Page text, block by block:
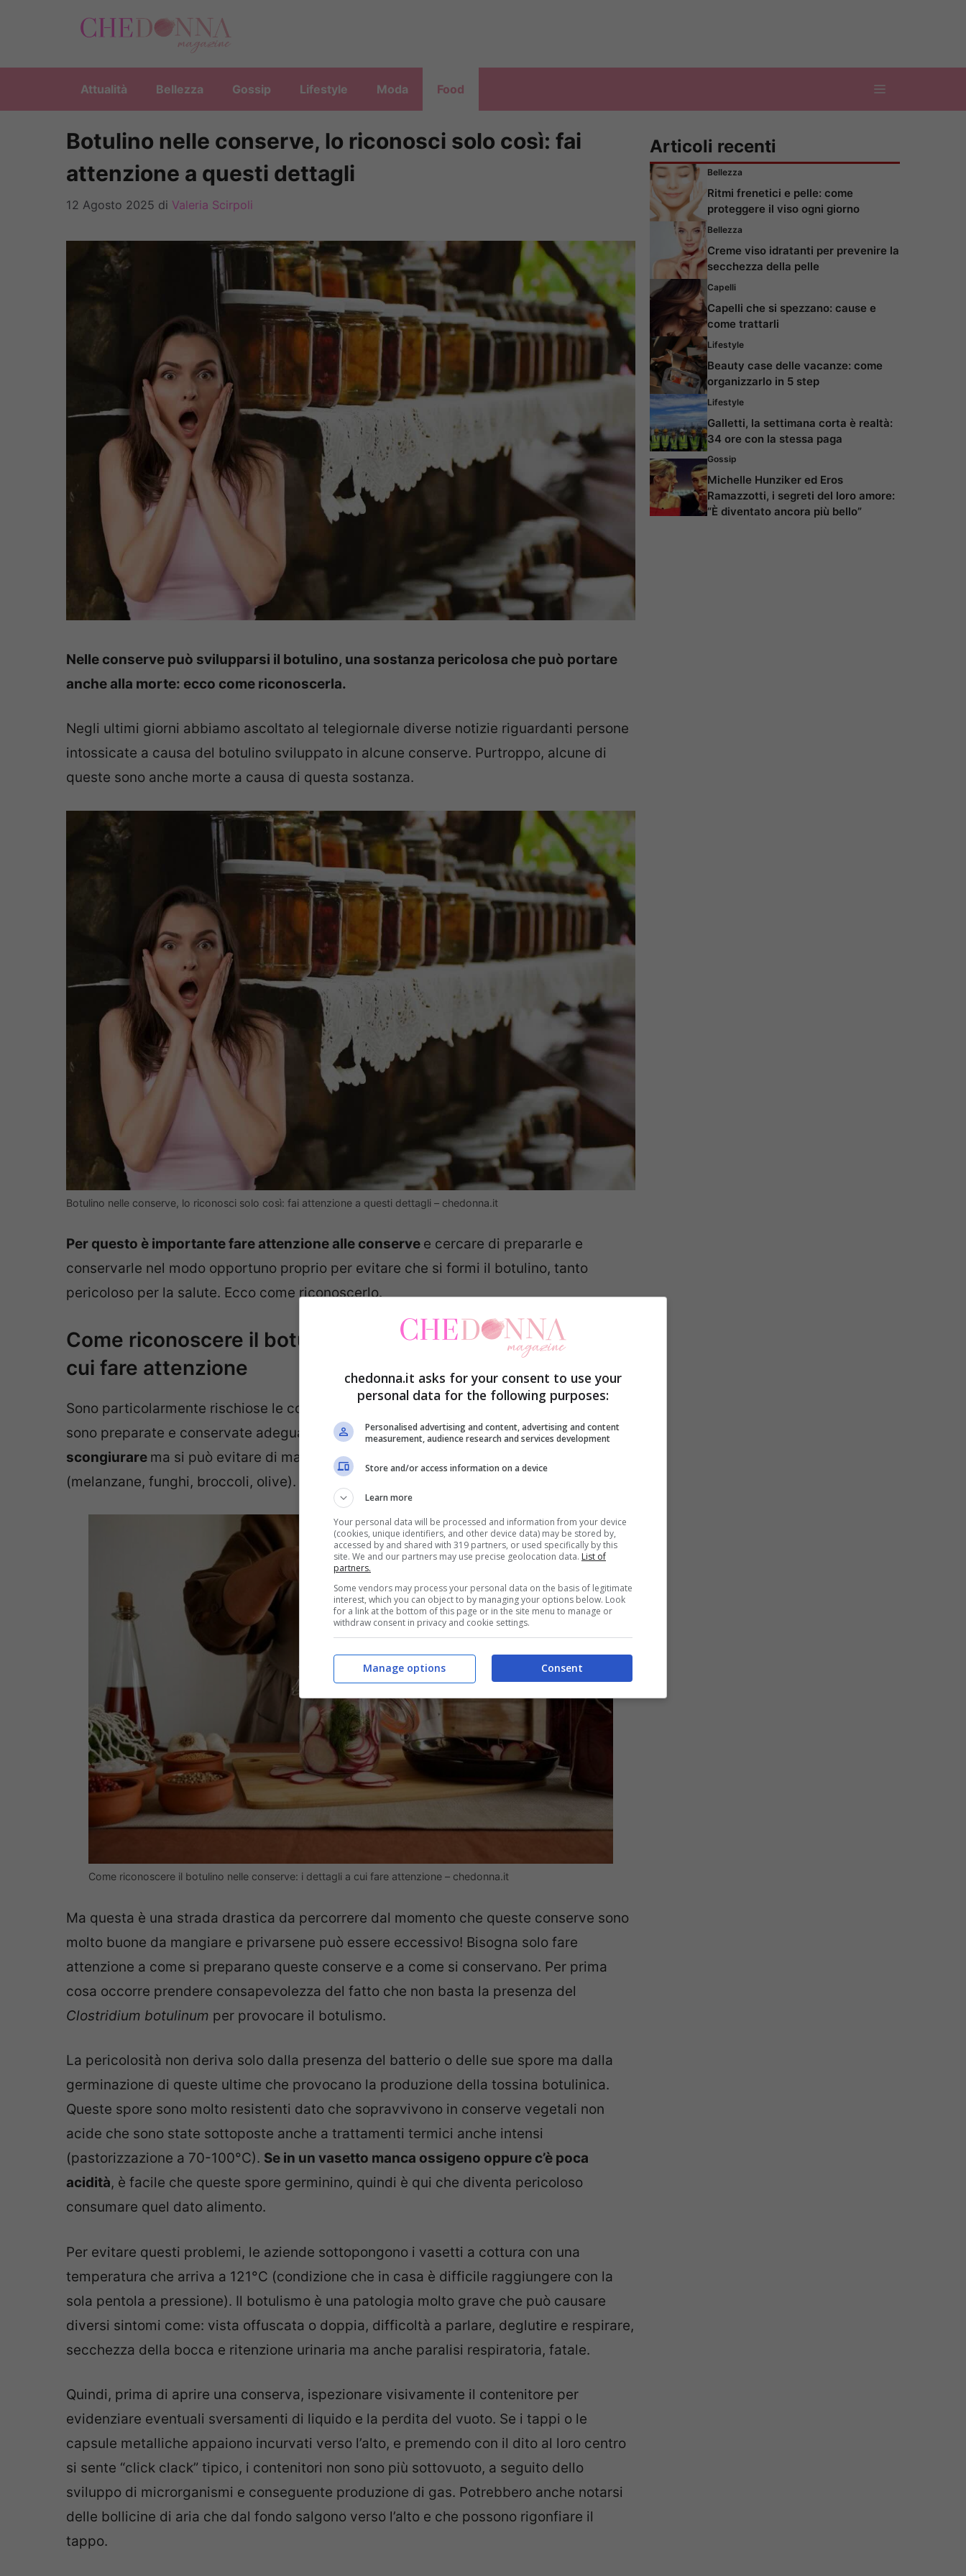
Attualità Bellezza Gossip Lifestyle Moda Food
Botulino nelle conserve, lo riconosci solo così: fai
attenzione a questi dettagli
12 Agosto 2025 di Valeria Scirpoli
Nelle conserve può svilupparsi il botulino, una sostanza pericolosa che può portare
anche alla morte: ecco come riconoscerla.
Negli ultimi giorni abbiamo ascoltato al telegiornale diverse notizie riguardanti persone
intossicate a causa del botulino sviluppato in alcune conserve. Purtroppo, alcune di
queste sono anche morte a causa di questa sostanza.
Botulino nelle conserve, lo riconosci solo così: fai attenzione a questi dettagli – chedonna.it
Per questo è importante fare attenzione alle conserve e cercare di prepararle e
conservarle nel modo opportuno proprio per evitare che si formi il botulino, tanto
pericoloso per la salute. Ecco come riconoscerlo.
Come riconoscere il botulino nelle conserve: i dettagli a
cui fare attenzione
Sono particolarmente rischiose le conserve, soprattutto quelle casalinghe quando non
sono preparate e conservate adeguatamente.
Il rischio di botulino non è semplice da
scongiurare ma si può evitare di mangiare conserve vegetali in vasetto non acide
(melanzane, funghi, broccoli, olive).
Come riconoscere il botulino nelle conserve: i dettagli a cui fare attenzione – chedonna.it
Ma questa è una strada drastica da percorrere dal momento che queste conserve sono
molto buone da mangiare e privarsene può essere eccessivo! Bisogna solo fare
attenzione a come si preparano queste conserve e a come si conservano. Per prima
cosa occorre prendere consapevolezza del fatto che non basta la presenza del
Clostridium botulinum per provocare il botulismo.
La pericolosità non deriva solo dalla presenza del batterio o delle sue spore ma dalla
germinazione di queste ultime che provocano la produzione della tossina botulinica.
Queste spore sono molto resistenti dato che sopravvivono in conserve vegetali non
acide che sono state sottoposte anche a trattamenti termici anche intensi
(pastorizzazione a 70-100°C). Se in un vasetto manca ossigeno oppure c’è poca
acidità, è facile che queste spore germinino, quindi è qui che diventa pericoloso
consumare quel dato alimento.
Per evitare questi problemi, le aziende sottopongono i vasetti a cottura con una
temperatura che arriva a 121°C (condizione che in casa è difficile raggiungere con la
sola pentola a pressione). Il botulismo è una patologia molto grave che può causare
diversi sintomi come: vista offuscata o doppia, difficoltà a parlare, deglutire e respirare,
secchezza della bocca e ritenzione urinaria ma anche paralisi respiratoria, fatale.
Quindi, prima di aprire una conserva, ispezionare visivamente il contenitore per
evidenziare eventuali sversamenti di liquido e la perdita del vuoto. Se i tappi o le
capsule metalliche appaiono incurvati verso l’alto, e premendo con il dito al loro centro
si sente “click clack” tipico, i contenitori non sono più sottovuoto, a seguito dello
sviluppo di microrganismi e conseguente produzione di gas. Potrebbero anche notarsi
delle bollicine di aria che dal fondo salgono verso l’alto e che possono rigonfiare il
tappo.
Articoli recenti
Bellezza
Ritmi frenetici e pelle: come
proteggere il viso ogni giorno
Bellezza
Creme viso idratanti per prevenire la
secchezza della pelle
Capelli
Capelli che si spezzano: cause e
come trattarli
Lifestyle
Beauty case delle vacanze: come
organizzarlo in 5 step
Lifestyle
Galletti, la settimana corta è realtà:
34 ore con la stessa paga
Gossip
Michelle Hunziker ed Eros
Ramazzotti, i segreti del loro amore:
“È diventato ancora più bello”
chedonna.it asks for your consent to use your
personal data for the following purposes:
Personalised advertising and content, advertising and content
measurement, audience research and services development
Store and/or access information on a device
Learn more
Your personal data will be processed and information from your device
(cookies, unique identifiers, and other device data) may be stored by,
accessed by and shared with 319 partners, or used specifically by this
site. We and our partners may use precise geolocation data. List of
partners.
Some vendors may process your personal data on the basis of legitimate
interest, which you can object to by managing your options below. Look
for a link at the bottom of this page or in the site menu to manage or
withdraw consent in privacy and cookie settings.
Consent
Manage options